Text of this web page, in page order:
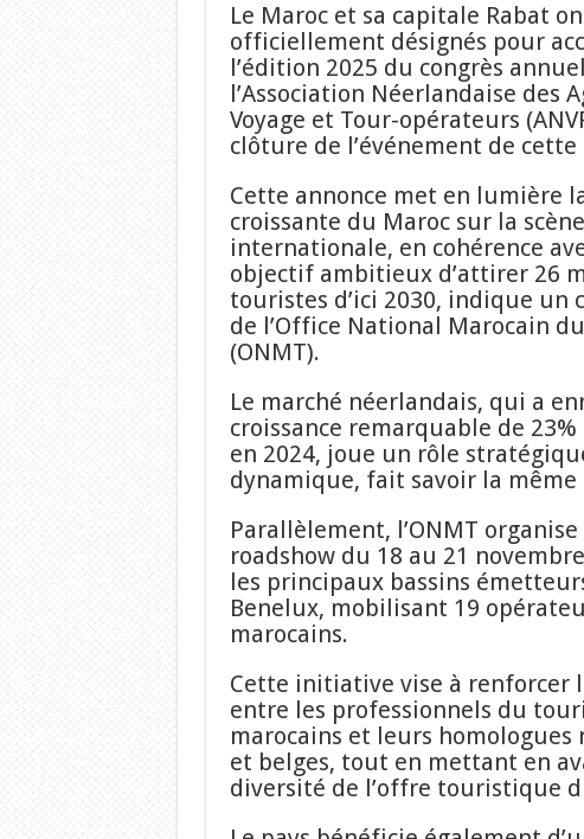
Le Maroc et sa capitale Rabat
officiellement désignés pour
l’édition 2025 du congrès
l’Association Néerlandaise des
Voyage et Tour-opérateurs
clôture de l’événement de cette
Cette annonce met en lumière
croissante du Maroc sur la
internationale, en cohérence
objectif ambitieux d’attirer 26
touristes d’ici 2030, indique un
de l’Office National Marocain
(ONMT).
Le marché néerlandais, qui a
croissance remarquable de 23%
en 2024, joue un rôle
dynamique, fait savoir la même
Parallèlement, l’ONMT
roadshow du 18 au 21
les principaux bassins
Benelux, mobilisant 19
marocains.
Cette initiative vise à renforcer
entre les professionnels du
marocains et leurs homologues
et belges, tout en mettant en
diversité de l’offre touristique